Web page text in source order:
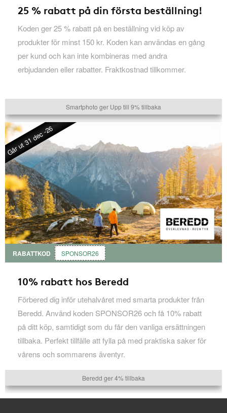
25 % rabatt på din första beställning!
Koden ger 25 % rabatt på en beställning vid köp av
produkter för minst 150 kr. Koden kan användas en gång
per kund och kan inte kombineras med andra
erbjudanden eller rabatter. Fraktkostnad tillkommer.
Smartphoto ger Upp till 9% tillbaka
Går ut 31 dec -26
RABATTKOD SPONSOR26
10% rabatt hos Beredd
Förbered dig inför utehalvåret med smarta produkter från
Beredd. Använd koden SPONSOR26 och få 10% rabatt
på ditt köp, samtidigt som du får den vanliga ersättningen
tillbaka. Perfekt tillfälle att fylla på med praktiska saker för
vårens och sommarens äventyr.
Beredd ger 4% tillbaka